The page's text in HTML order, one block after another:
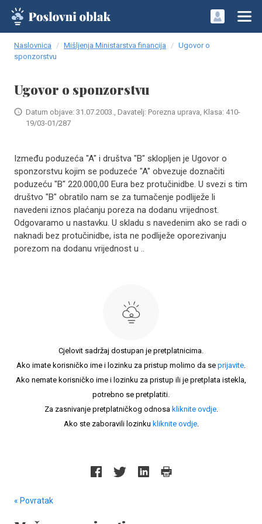
Naslovnica Mišljenja Ministarstva financija
Ugovor o
sponzorstvu
Ugovor o sponzorstvu
Datum objave: 31.07.2003., Davatelj: Porezna uprava, Klasa: 410-
19/03-01/287
Između poduzeća "A" i društva "B" sklopljen je Ugovor o
sponzorstvu kojim se poduzeće "A" obvezuje doznačiti
poduzeću "B" 220.000,00 Eura bez protučinidbe. U svezi s tim
društvo "B" obratilo nam se za tumačenje podliježe li
navedeni iznos plaćanju poreza na dodanu vrijednost.
Odgovaramo u nastavku. U skladu s navedenim ako se radi o
naknadi bez protučinidbe, ista ne podliježe oporezivanju
porezom na dodanu vrijednost u ..
Cjelovit sadržaj dostupan je pretplatnicima.
Ako imate korisničko ime i lozinku za pristup molimo da se prijavite.
Ako nemate korisničko ime i lozinku za pristup ili je pretplata istekla,
potrebno se pretplatiti.
Za zasnivanje pretplatničkog odnosa kliknite ovdje.
Ako ste zaboravili lozinku kliknite ovdje.
« Povratak